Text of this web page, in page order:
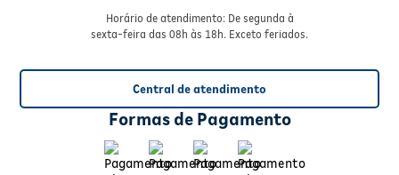
Horário de atendimento: De segunda à
sexta-feira das 08h às 18h. Exceto feriados.
Central de atendimento
Formas de Pagamento